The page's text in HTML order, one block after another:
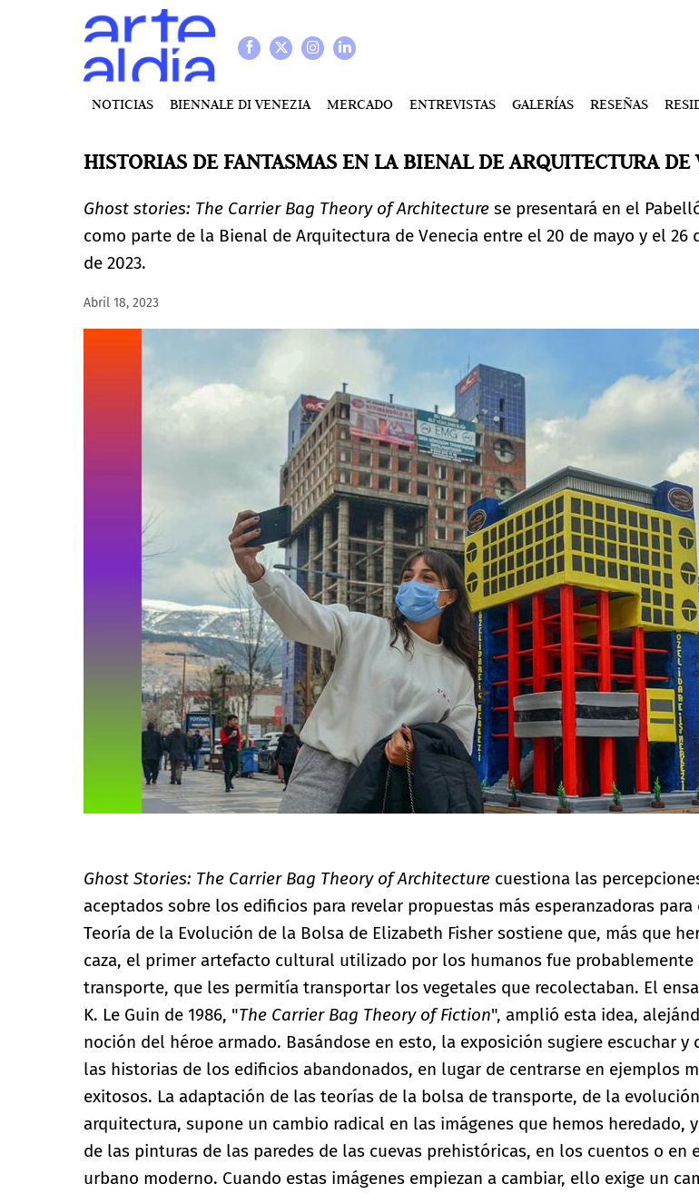
NOTICIAS BIENNALE DI VENEZIA MERCADO ENTREVISTAS GALERÍAS RESEÑAS
HISTORIAS DE FANTASMAS EN LA BIENAL DE ARQUITECTURA DE
Ghost stories: The Carrier Bag Theory of Architecture se presentará en el
como parte de la Bienal de Arquitectura de Venecia entre el 20 de mayo y el 26
de 2023.
Abril 18, 2023
Ghost Stories: The Carrier Bag Theory of Architecture cuestiona las
aceptados sobre los edificios para revelar propuestas más esperanzadoras
Teoría de la Evolución de la Bolsa de Elizabeth Fisher sostiene que, más que
caza, el primer artefacto cultural utilizado por los humanos fue probablemente
transporte, que les permitía transportar los vegetales que recolectaban. El
K. Le Guin de 1986, "The Carrier Bag Theory of Fiction", amplió esta idea,
noción del héroe armado. Basándose en esto, la exposición sugiere escuchar y
las historias de los edificios abandonados, en lugar de centrarse en ejemplos
exitosos. La adaptación de las teorías de la bolsa de transporte, de la
arquitectura, supone un cambio radical en las imágenes que hemos heredado,
de las pinturas de las paredes de las cuevas prehistóricas, en los cuentos o en
urbano moderno. Cuando estas imágenes empiezan a cambiar, ello exige un